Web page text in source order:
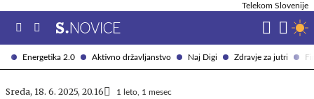
Energetika 2.0 Aktivno državljanstvo Naj Digi Zdravje za jutri
Telekom Slovenije
Sreda, 18. 6. 2025, 20.16 1 leto, 1 mesec